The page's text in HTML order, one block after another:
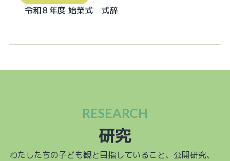
令和８年度 始業式 式辞
RESEARCH
研究
わたしたちの子ども観と目指していること、公開研究、